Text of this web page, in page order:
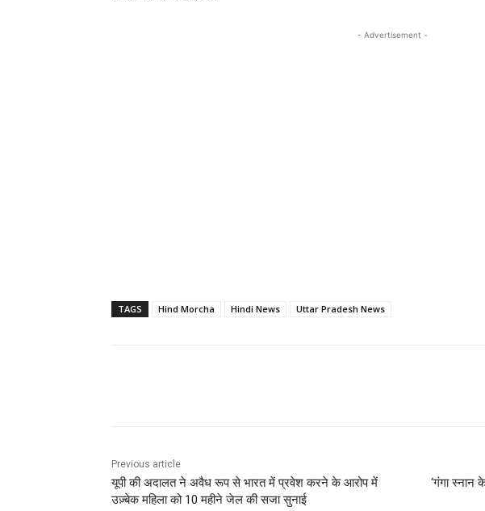
- Advertisement -
TAGS Hind Morcha Hindi News Uttar Pradesh News
Previous article
यूपी की अदालत ने अवैध रूप से भारत में प्रवेश करने के आरोप में
उज़्बेक महिला को 10 महीने जेल की सजा सुनाई
‘गंगा स्नान